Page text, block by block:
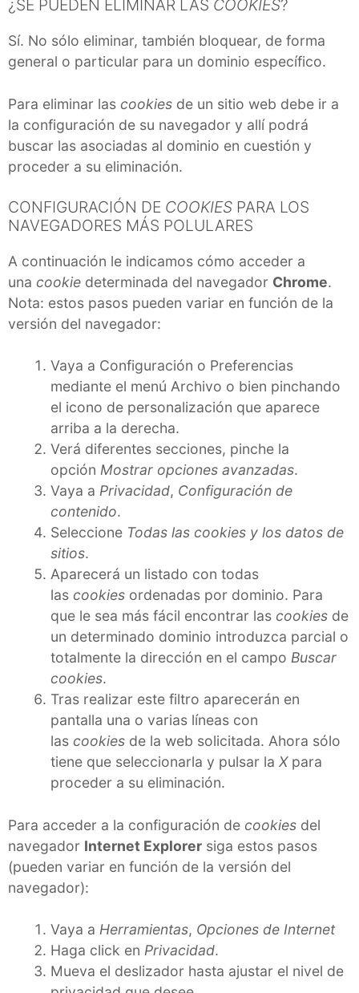
¿SE PUEDEN ELIMINAR LAS COOKIES?
Sí. No sólo eliminar, también bloquear, de forma
general o particular para un dominio específico.
Para eliminar las cookies de un sitio web debe ir a
la configuración de su navegador y allí podrá
buscar las asociadas al dominio en cuestión y
proceder a su eliminación.
CONFIGURACIÓN DE COOKIES PARA LOS
NAVEGADORES MÁS POLULARES
A continuación le indicamos cómo acceder a
una cookie determinada del navegador Chrome.
Nota: estos pasos pueden variar en función de la
versión del navegador:
Vaya a Configuración o Preferencias
mediante el menú Archivo o bien pinchando
el icono de personalización que aparece
arriba a la derecha.
Verá diferentes secciones, pinche la
opción Mostrar opciones avanzadas.
Vaya a Privacidad, Configuración de
contenido.
Seleccione Todas las cookies y los datos de
sitios.
Aparecerá un listado con todas
las cookiesordenadas por dominio. Para
que le sea más fácil encontrar las cookiesde
un determinado dominio introduzca parcial o
totalmente la dirección en el campo Buscar
cookies.
Tras realizar este filtro aparecerán en
pantalla una o varias líneas con
las cookiesde la web solicitada. Ahora sólo
tiene que seleccionarla y pulsar la Xpara
proceder a su eliminación.
Para acceder a la configuración de cookies del
navegador Internet Explorer siga estos pasos
(pueden variar en función de la versión del
navegador):
Vaya a Herramientas, Opciones de Internet
Haga click en Privacidad.
Mueva el deslizador hasta ajustar el nivel de